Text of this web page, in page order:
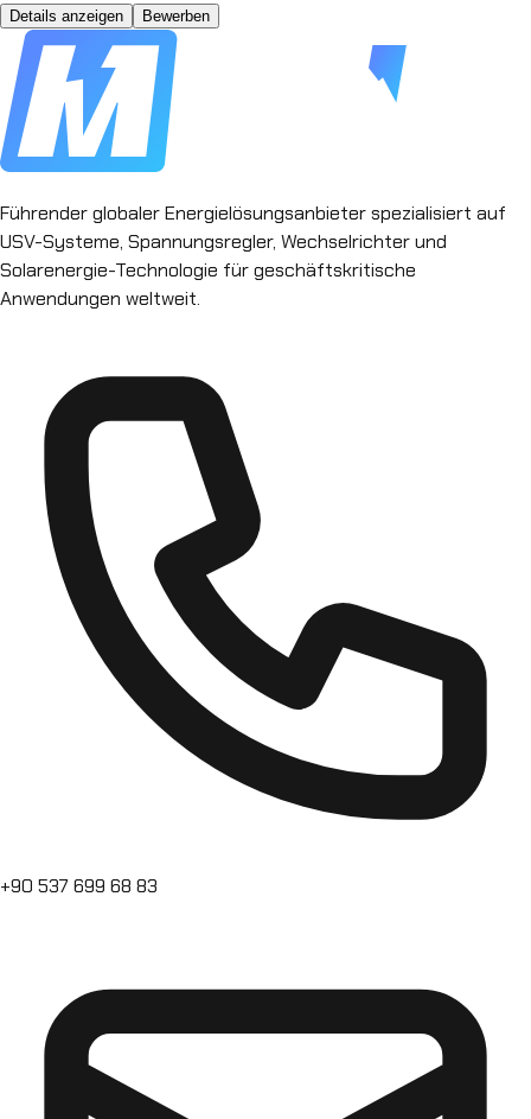
Details anzeigen Bewerben
Führender globaler Energielösungsanbieter spezialisiert auf
USV-Systeme, Spannungsregler, Wechselrichter und
Solarenergie-Technologie für geschäftskritische
Anwendungen weltweit.
+90 537 699 68 83